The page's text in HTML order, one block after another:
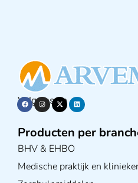
Volg ons op
Producten per
BHV & EHBO
Medische praktijk en